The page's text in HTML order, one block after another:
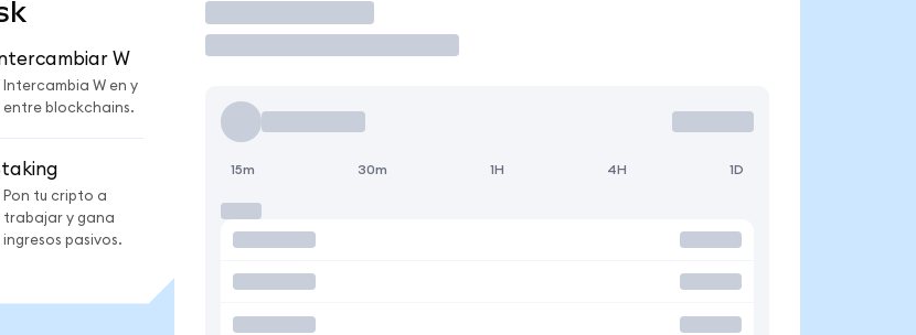
W
Intercambia W en y
entre blockchains.
Pon tu cripto a
trabajar y gana
ingresos pasivos.
Operar
15m 30m 1H 4H 1D